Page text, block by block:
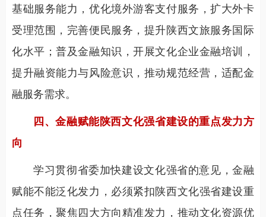
基础服务能力，优化境外游客支付服务，扩大外卡
受理范围，完善便民服务，提升陕西文旅服务国际
化水平；普及金融知识，开展文化企业金融培训，
提升融资能力与风险意识，推动规范经营，适配金
融服务需求。
四、金融赋能陕西文化强省建设的重点发力方
向
学习贯彻省委加快建设文化强省的意见，金融
赋能不能泛化发力，必须紧扣陕西文化强省建设重
点任务，聚焦四大方向精准发力，推动文化资源优